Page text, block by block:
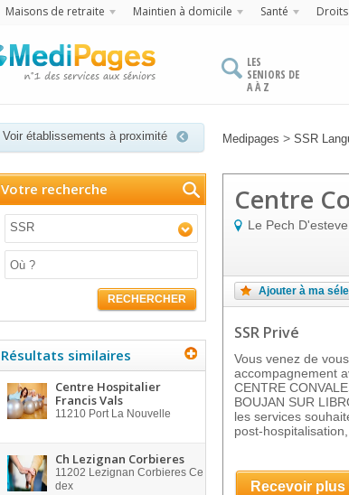
Maisons de retraite Maintien à domicile Santé
LES
SENIORS DE
A À Z
Voir établissements à proximité Medipages > SSR
Votre recherche
SSR
RECHERCHER
Résultats similaires
Centre Hospitalier
Francis Vals
11210 Port La Nouvelle
Ch Lezignan Corbieres
11202 Lezignan Corbieres Ce
dex
Centre
Le Pech D'esteve
Ajouter à ma
SSR Privé
Vous venez de
accompagnement
CENTRE
BOUJAN SUR
les services
post-
Recevoir